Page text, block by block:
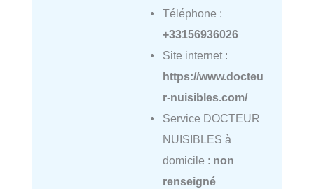
Téléphone :
+33156936026
Site internet :
https://www.docteu
r-nuisibles.com/
Service DOCTEUR
NUISIBLES à
domicile : non
renseigné